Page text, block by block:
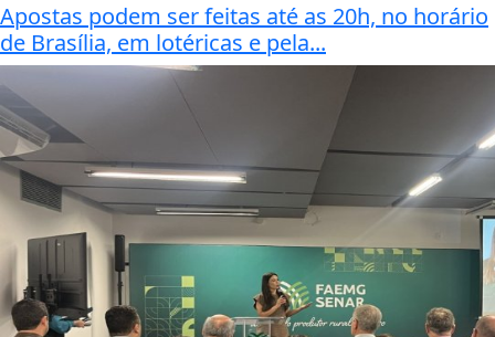
Apostas podem ser feitas até as 20h, no horário
de Brasília, em lotéricas e pela...